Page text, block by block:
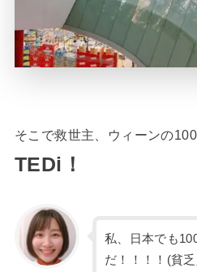
そこで救世主、ウィーンの
TEDi！
私、日本でも
だ！！！！(貧